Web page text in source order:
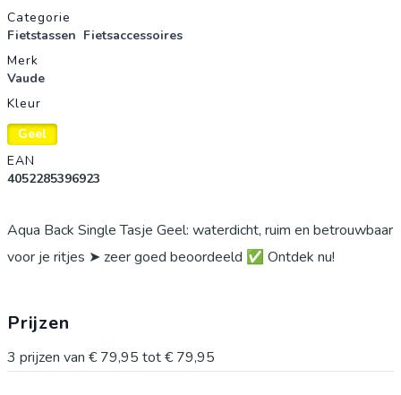
Productgegevens
Categorie
Fietstassen Fietsaccessoires
Merk
Vaude
Kleur
Geel
EAN
4052285396923
Aqua Back Single Tasje Geel: waterdicht, ruim en betrouwbaar
voor je ritjes ➤ zeer goed beoordeeld ✅ Ontdek nu!
Prijzen
3 prijzen van € 79,95 tot€ 79,95